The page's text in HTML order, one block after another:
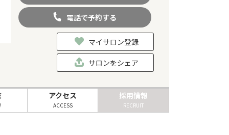
電話で予約する
マイサロン登録
サロンをシェア
アクセス
ACCESS
採用情報
RECRUIT